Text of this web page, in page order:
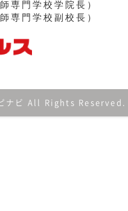
専門学校学院長）
専門学校副校長）
ナビ All Rights Reserved.